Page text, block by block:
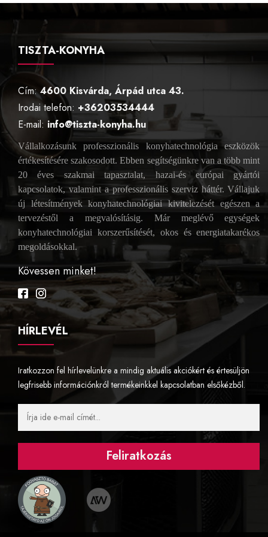
TISZTA-KONYHA
Cím:4600 Kisvárda, Árpád utca 43.
Irodai telefon: +36203534444
E-mail: info@tiszta-konyha.hu
Vállalkozásunk professzionális konyhatechnológia eszközök
értékesítésére szakosodott. Ebben segítségünkre van a több mint
20 éves szakmai tapasztalat, hazai-és európai gyártói
kapcsolatok, valamint a professzionális szerviz háttér. Vállajuk
új létesítmények konyhatechnológiai kivitelezését egészen a
tervezéstől a megvalósításig. Már meglévő egységek
konyhatechnológiai korszerűsítését, okos és energiatakarékos
megoldásokkal.
Kövessen minket!
FacebookInstagram
HÍRLEVÉL
Iratkozzon fel hírlevelünkre a mindig aktuális akciókért és értesüljön
legfrisebb információnkról termékeinkkel kapcsolatban elsőkézből.
Feliratkozás